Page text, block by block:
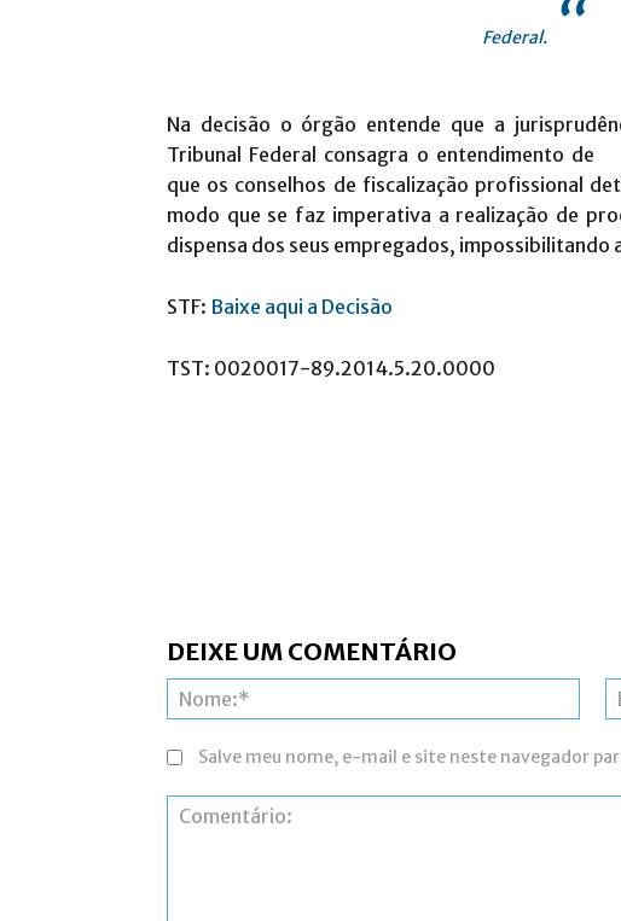
Federal.“
Na decisão o órgão entende que a
Tribunal Federal consagra o entendimento de
que os conselhos de fiscalização profissional
modo que se faz imperativa a realização de
dispensa dos seus empregados, impossibilitando
STF: Baixe aqui a Decisão
TST: 0020017-89.2014.5.20.0000
DEIXE UM COMENTÁRIO
Salve meu nome, e-mail e site neste navegador